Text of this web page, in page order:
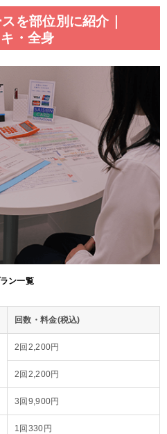
を部位別に紹介｜
・全身
ン一覧
回数・料金(税込)
2回2,200円
2回2,200円
3回9,900円
1回330円